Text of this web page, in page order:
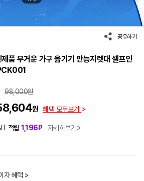
공유하기
품 무거운 가구 옮기기 만능지렛대 셀프인
98,000원
원 혜택 모두보기
적립 1,196P
자세히보기
자 혜택 >